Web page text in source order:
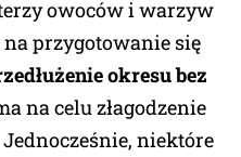
owoców i warzyw
przygotowanie się
okresu bez
na celu złagodzenie
niektóre